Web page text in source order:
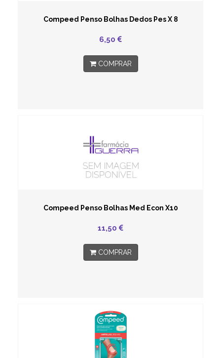
Compeed Penso Bolhas Dedos Pes X 8
6,50
COMPRAR
Compeed Penso Bolhas Med Econ X10
11,50
COMPRAR